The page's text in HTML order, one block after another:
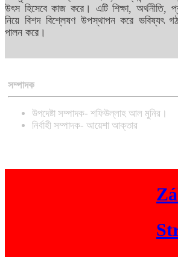
উৎস হিসেবে কাজ করে। এটি শিক্ষা, অর্থনীতি,
নিয়ে বিশদ বিশ্লেষণ উপস্থাপন করে ভবিষ্যৎ
পালন করে।
সম্পাদক
উপদেষ্টা সম্পাদক- শফিউল্লাহ আল মুনির।
নির্বাহী সম্পাদক- আয়েশা আক্তার